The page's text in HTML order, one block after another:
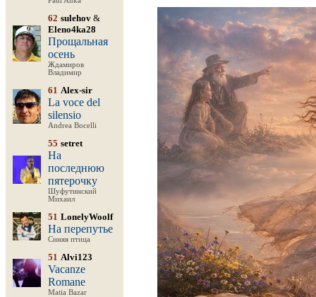
62 sulehov &
Eleno4ka28
Прощальная
осень
Ждамиров
Владимир
61 Alex-sir
La voce del
silensio
Andrea Bocelli
55 setret
На
последнюю
пятерочку
Шуфутинский
Михаил
51 LonelyWoolf
На перепутье
Синяя птица
51 Alvi123
Vacanze
Romane
Matia Bazar